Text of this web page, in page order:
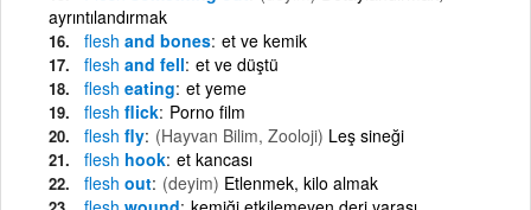
ayrıntılandırmak
flesh and bones et ve kemik
flesh and fell et ve düştü
flesh eating et yeme
flesh flick Porno film
flesh fly (Hayvan Bilim, Zooloji) Leş sineği
flesh hook et kancası
flesh out (deyim) Etlenmek, kilo almak